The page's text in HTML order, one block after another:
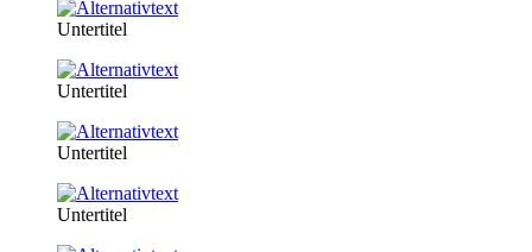
Untertitel
Untertitel
Untertitel
Untertitel